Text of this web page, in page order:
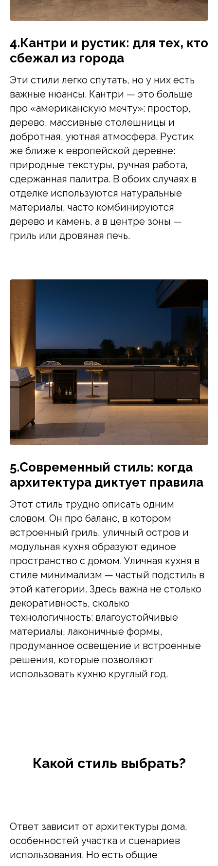
4.Кантри и рустик: для тех, кто
сбежал из города
Эти стили легко спутать, но у них есть
важные нюансы. Кантри — это больше
про «американскую мечту»: простор,
дерево, массивные столешницы и
добротная, уютная атмосфера. Рустик
же ближе к европейской деревне:
природные текстуры, ручная работа,
сдержанная палитра. В обоих случаях в
отделке используются натуральные
материалы, часто комбинируются
дерево и камень, а в центре зоны —
гриль или дровяная печь.
5.Современный стиль: когда
архитектура диктует правила
Этот стиль трудно описать одним
словом. Он про баланс, в котором
встроенный гриль, уличный остров и
модульная кухня образуют единое
пространство с домом. Уличная кухня в
стиле минимализм — частый подстиль в
этой категории. Здесь важна не столько
декоративность, сколько
технологичность: влагоустойчивые
материалы, лаконичные формы,
продуманное освещение и встроенные
решения, которые позволяют
использовать кухню круглый год.
Какой стиль выбрать?
Ответ зависит от архитектуры дома,
особенностей участка и сценариев
использования. Но есть общие